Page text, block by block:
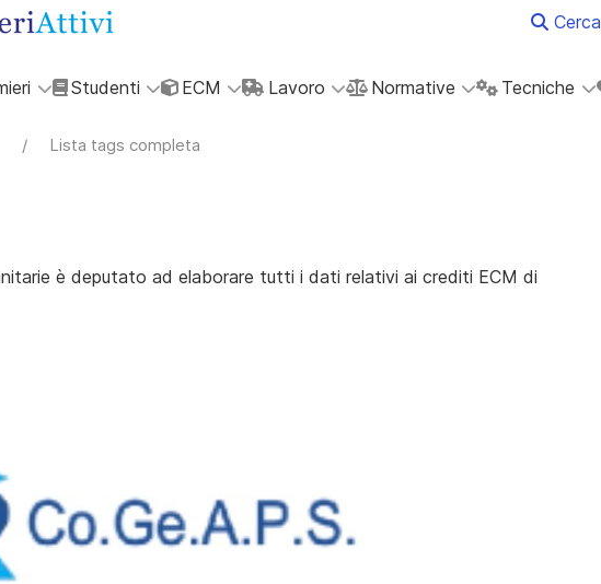
Cerca
Studenti ECM Lavoro Normative Tecniche
Lista tags completa
è deputato ad elaborare tutti i dati relativi ai crediti ECM di